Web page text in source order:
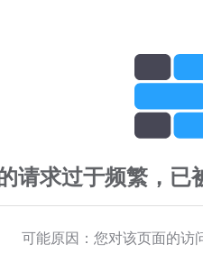
请求过于频繁，已
可能原因：您对该页面的访